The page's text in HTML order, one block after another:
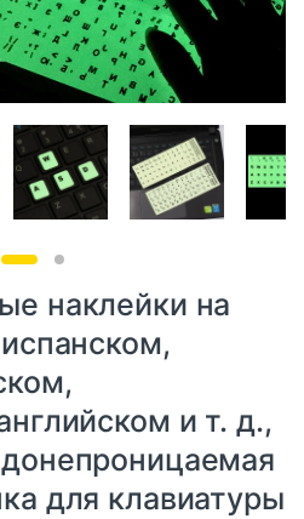
наклейки на
и т. д.,
для клавиатуры